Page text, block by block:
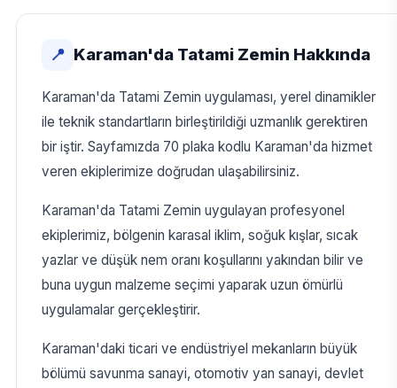
📍 Karaman'da Tatami Zemin Hakkında
Karaman'da Tatami Zemin uygulaması, yerel dinamikler
ile teknik standartların birleştirildiği uzmanlık gerektiren
bir iştir. Sayfamızda 70 plaka kodlu Karaman'da hizmet
veren ekiplerimize doğrudan ulaşabilirsiniz.
Karaman'da Tatami Zemin uygulayan profesyonel
ekiplerimiz, bölgenin karasal iklim, soğuk kışlar, sıcak
yazlar ve düşük nem oranı koşullarını yakından bilir ve
buna uygun malzeme seçimi yaparak uzun ömürlü
uygulamalar gerçekleştirir.
Karaman'daki ticari ve endüstriyel mekanların büyük
bölümü savunma sanayi, otomotiv yan sanayi, devlet